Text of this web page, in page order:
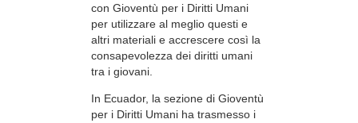
con Gioventù per i Diritti Umani
per utilizzare al meglio questi e
altri materiali e accrescere così la
consapevolezza dei diritti umani
tra i giovani.
In Ecuador, la sezione di Gioventù
per i Diritti Umani ha trasmesso i